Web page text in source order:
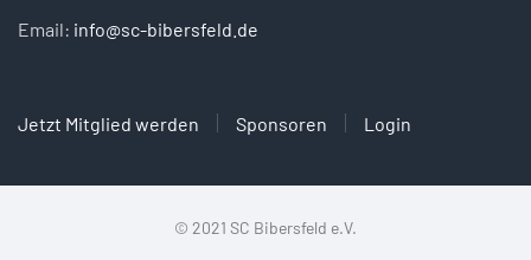
Email: info@sc-bibersfeld.de
Jetzt Mitglied werden Sponsoren Login
© 2021 SC Bibersfeld e.V.